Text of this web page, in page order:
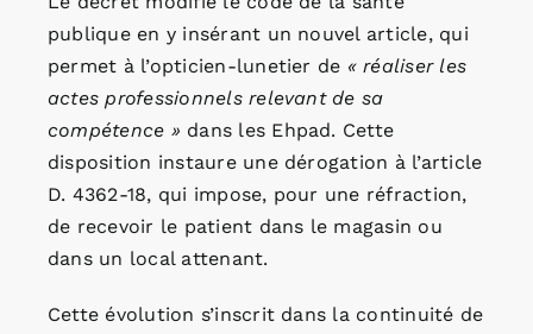
publique en y insérant un nouvel article, qui
permet à l’opticien-lunetier de « réaliser les
actes professionnels relevant de sa
compétence » dans les Ehpad. Cette
disposition instaure une dérogation à l’article
D. 4362-18, qui impose, pour une réfraction,
de recevoir le patient dans le magasin ou
dans un local attenant.
Cette évolution s’inscrit dans la continuité de